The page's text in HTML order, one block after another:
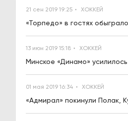
21 сен 2019 19:25 ХОККЕЙ
«Торпедо» в гостях
13 июн 2019 15:18 ХОККЕЙ
Минское «Динамо»
01 мая 2019 16:34 ХОККЕЙ
«Адмирал» покинули Полак,